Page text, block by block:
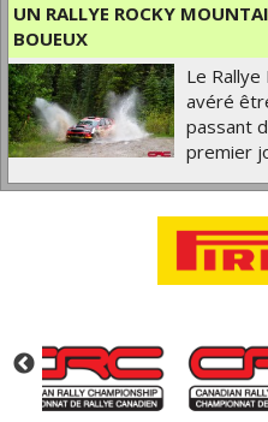
UN RALLYE ROCKY
BOUEUX
Le
avéré
passant
premier